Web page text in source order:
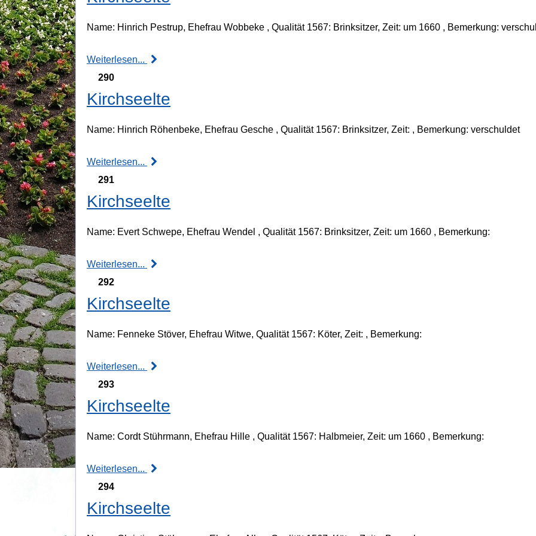
Name: Hinrich Pestrup, Ehefrau Wobbeke , Qualität 1567: Brinksitzer, Zeit: um 1660 , Bemerkung:
Weiterlesen...
290
Kirchseelte
Name: Hinrich Röhenbeke, Ehefrau Gesche , Qualität 1567: Brinksitzer, Zeit: , Bemerkung: verschuldet
Weiterlesen...
291
Kirchseelte
Name: Evert Schwepe, Ehefrau Wendel , Qualität 1567: Brinksitzer, Zeit: um 1660 , Bemerkung:
Weiterlesen...
292
Kirchseelte
Name: Fenneke Stöver, Ehefrau Witwe, Qualität 1567: Köter, Zeit: , Bemerkung:
Weiterlesen...
293
Kirchseelte
Name: Cordt Stührmann, Ehefrau Hille , Qualität 1567: Halbmeier, Zeit: um 1660 , Bemerkung:
Weiterlesen...
294
Kirchseelte